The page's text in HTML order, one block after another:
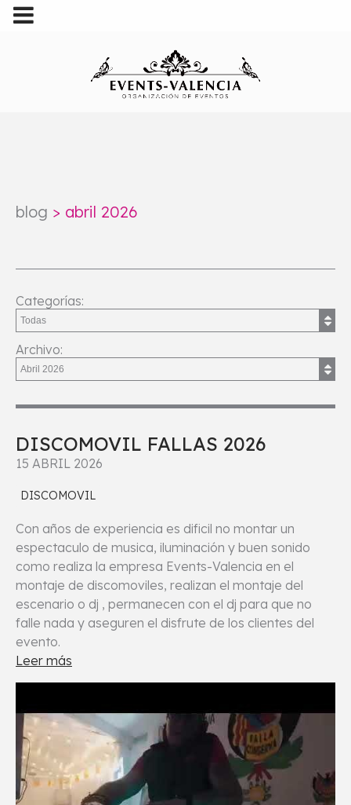
blog > abril 2026
Categorías:
Archivo:
DISCOMOVIL FALLAS 2026
15 ABRIL 2026
DISCOMOVIL
Con años de experiencia es dificil no montar un
espectaculo de musica, iluminación y buen sonido
como realiza la empresa Events-Valencia en el
montaje de discomoviles, realizan el montaje del
escenario o dj , permanecen con el dj para que no
falle nada y aseguren el disfrute de los clientes del
evento.
Leer más